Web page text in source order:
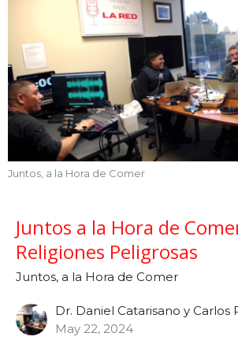
Juntos, a la Hora de Comer
Juntos a la Hora de
Religiones Peligrosas
Juntos, a la Hora de Comer
Dr. Daniel Catarisano y Carlos
May 22, 2024